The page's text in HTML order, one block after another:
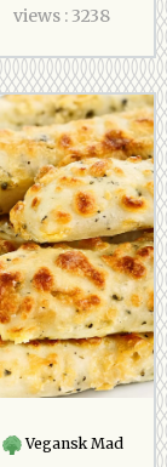
views : 3238
Vegansk Mad